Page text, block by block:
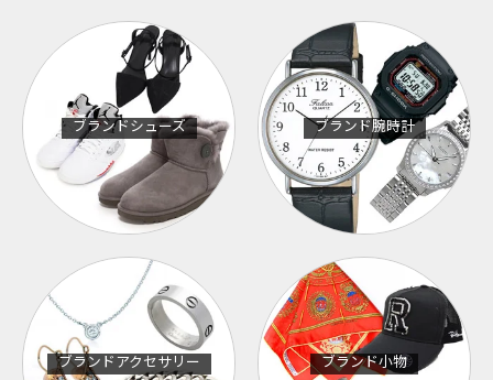
ブランドシューズ ブランド腕時計
ブランドアクセサリー ブランド小物